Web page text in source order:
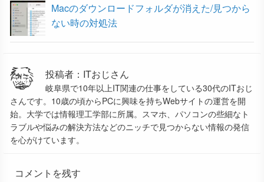
Macのダウンロードフォルダが消えた/見つから
ない時の対処法
投稿者：ITおじさん
岐阜県で10年以上IT関連の仕事をしている30代のITおじ
さんです。10歳の頃からPCに興味を持ちWebサイトの運営を開
始。大学では情報理工学部に所属。スマホ、パソコンの些細なト
ラブルや悩みの解決方法などのニッチで見つからない情報の発信
を心がけています。
コメントを残す